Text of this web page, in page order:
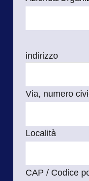
indirizzo
Via, numero
Località
CAP / Codice